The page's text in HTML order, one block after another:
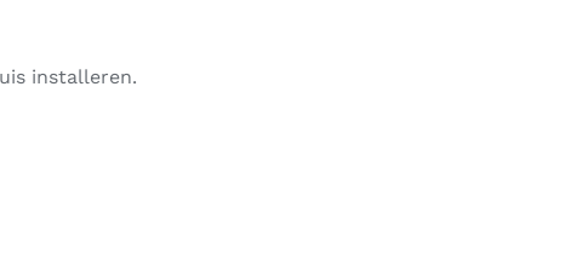
installeren.